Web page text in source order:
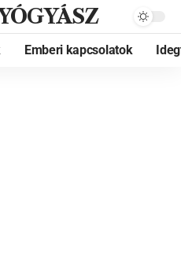
Emberi kapcsolatok